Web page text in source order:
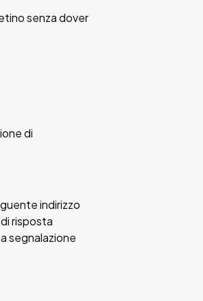
senza dover
di
indirizzo
risposta
segnalazione